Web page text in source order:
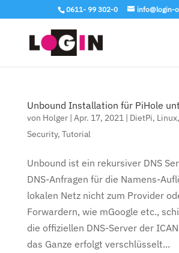
0611- 99 302-0 info@login-
Unbound Installation für PiHole
von Holger| Apr. 17, 2021| DietPi, Linux,
Security, Tutorial
Unbound ist ein rekursiver DNS
DNS-Anfragen für die Namens-
lokalen Netz nicht zum Provider
Forwardern, wie mGoogle etc.,
die offiziellen DNS-Server der
das Ganze erfolgt verschlüsselt...